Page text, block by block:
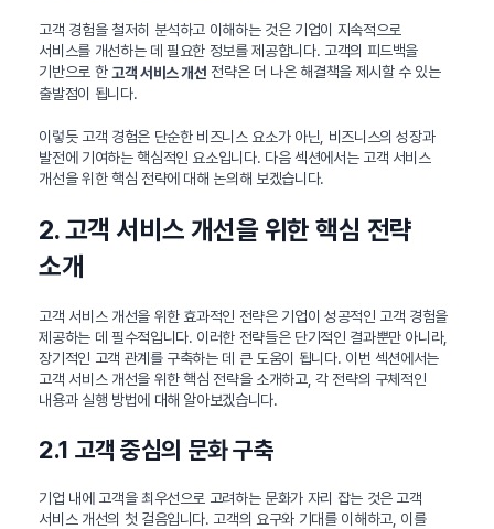
고객 경험을 철저히 분석하고 이해하는 것은 기업이 지속적으로
서비스를 개선하는 데 필요한 정보를 제공합니다. 고객의 피드백을
기반으로 한고객 서비스 개선 전략은 더 나은 해결책을 제시할 수 있는
출발점이 됩니다.
이렇듯 고객 경험은 단순한 비즈니스 요소가 아닌, 비즈니스의 성장과
발전에 기여하는 핵심적인 요소입니다. 다음 섹션에서는 고객 서비스
개선을 위한 핵심 전략에 대해 논의해 보겠습니다.
2. 고객 서비스 개선을 위한 핵심 전략
소개
고객 서비스 개선을 위한 효과적인 전략은 기업이 성공적인 고객 경험을
제공하는 데 필수적입니다. 이러한 전략들은 단기적인 결과뿐만 아니라,
장기적인 고객 관계를 구축하는 데 큰 도움이 됩니다. 이번 섹션에서는
고객 서비스 개선을 위한 핵심 전략을 소개하고, 각 전략의 구체적인
내용과 실행 방법에 대해 알아보겠습니다.
2.1 고객 중심의 문화 구축
기업 내에 고객을 최우선으로 고려하는 문화가 자리 잡는 것은 고객
서비스 개선의 첫 걸음입니다. 고객의 요구와 기대를 이해하고, 이를